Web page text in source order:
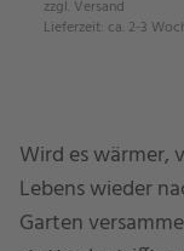
zzgl. Versand
Lieferzeit: ca. 2-3
Wird es wärmer,
Lebens wieder
Garten